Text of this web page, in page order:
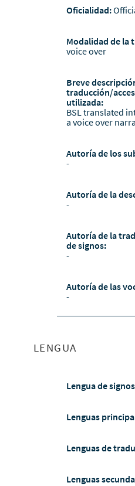
Oficialidad:
Modalidad de la
voice over
Breve
traducción/
utilizada:
BSL translated
a voice over
Autoría de los
-
Autoría de la
-
Autoría de la
de signos:
-
Autoría de las
-
LENGUA
Lengua de
Lenguas
Lenguas de
Lenguas